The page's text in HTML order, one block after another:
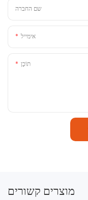
שם החברה
אימייל
תוֹכֶן
מוצרים קשורים